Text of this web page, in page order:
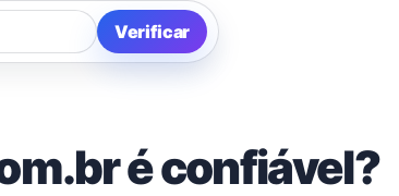
Verificar
é confiável?